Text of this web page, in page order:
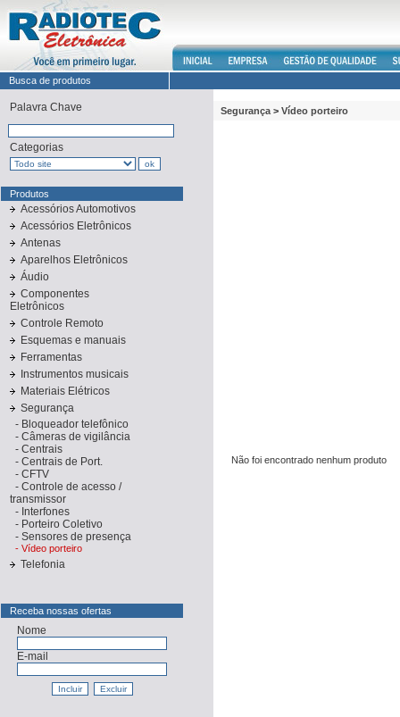
Busca de produtos
Palavra Chave
Categorias
Produtos
Acessórios Automotivos
Acessórios Eletrônicos
Antenas
Aparelhos Eletrônicos
Áudio
Componentes
Eletrônicos
Controle Remoto
Esquemas e manuais
Ferramentas
Instrumentos musicais
Materiais Elétricos
Segurança
- Bloqueador telefônico
- Câmeras de vigilância
- Centrais
- Centrais de Port.
- CFTV
- Controle de acesso /
transmissor
- Interfones
- Porteiro Coletivo
- Sensores de presença
- Vídeo porteiro
Telefonia
Receba nossas ofertas
Nome
E-mail
Segurança > Vídeo porteiro
Não foi encontrado nenhum produto